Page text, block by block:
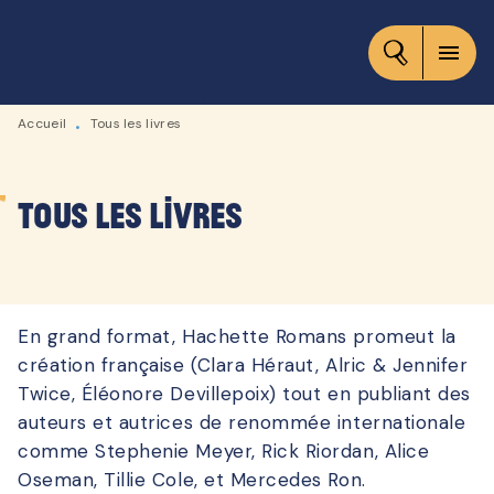
CONTENU
menu
Accueil • Tous les livres
Tous les livres
En grand format, Hachette Romans promeut la
création française (Clara Héraut, Alric & Jennifer
Twice, Éléonore Devillepoix) tout en publiant des
auteurs et autrices de renommée internationale
comme Stephenie Meyer, Rick Riordan, Alice
Oseman, Tillie Cole, et Mercedes Ron.